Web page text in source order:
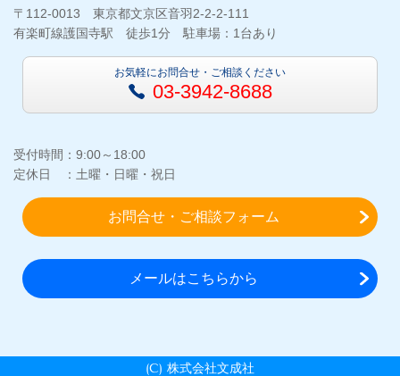
〒112-0013 東京都文京区音羽2-2-2-111
有楽町線護国寺駅 徒歩1分 駐車場：1台あり
お気軽にお問合せ・ご相談ください
03-3942-8688
受付時間：9:00～18:00
定休日 ：土曜・日曜・祝日
お問合せ・ご相談フォーム
メールはこちらから
(C) 株式会社文成社